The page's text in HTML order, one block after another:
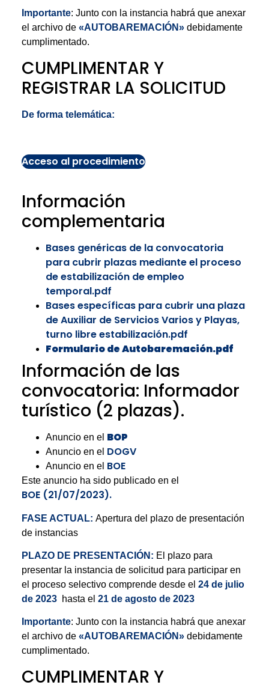
Importante: Junto con la instancia habrá que anexar
el archivo de «AUTOBAREMACIÓN» debidamente
cumplimentado.
CUMPLIMENTAR Y
REGISTRAR LA SOLICITUD
De forma telemática:
Acceso al procedimiento
Información
complementaria
Bases genéricas de la convocatoria
para cubrir plazas mediante el proceso
de estabilización de empleo
temporal.pdf
Bases específicas para cubrir una plaza
de Auxiliar de Servicios Varios y Playas,
turno libre estabilización.pdf
Formulario de Autobaremación.pdf
Información de las
convocatoria: Informador
turístico (2 plazas).
Anuncio en el BOP
Anuncio en el DOGV
Anuncio en el BOE
Este anuncio ha sido publicado en el
BOE (21/07/2023).
FASE ACTUAL: Apertura del plazo de presentación
de instancias
PLAZO DE PRESENTACIÓN: El plazo para
presentar la instancia de solicitud para participar en
el proceso selectivo comprende desde el 24 de julio
de 2023hasta el 21 de agosto de 2023
Importante: Junto con la instancia habrá que anexar
el archivo de «AUTOBAREMACIÓN» debidamente
cumplimentado.
CUMPLIMENTAR Y